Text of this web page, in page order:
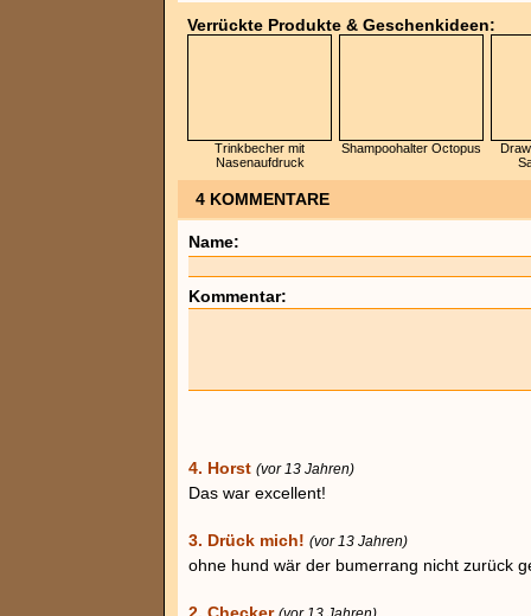
Verrückte Produkte & Geschenkideen:
Trinkbecher mit
Nasenaufdruck
Shampoohalter Octopus
4 KOMMENTARE
Name:
Kommentar:
4. Horst (vor 13 Jahren)
Das war excellent!
3. Drück mich! (vor 13 Jahren)
ohne hund wär der bumerrang nicht zurück